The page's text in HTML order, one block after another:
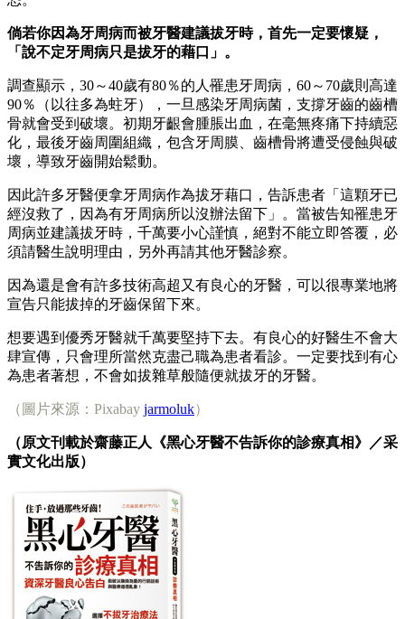
倘若你因為牙周病而被牙醫建議拔牙時，首先一定要懷疑，
「說不定牙周病只是拔牙的藉口」。
調查顯示，30～40歲有80％的人罹患牙周病，60～70歲則高達
90％（以往多為蛀牙），一旦感染牙周病菌，支撐牙齒的齒槽
骨就會受到破壞。初期牙齦會腫脹出血，在毫無疼痛下持續惡
化，最後牙齒周圍組織，包含牙周膜、齒槽骨將遭受侵蝕與破
壞，導致牙齒開始鬆動。
因此許多牙醫便拿牙周病作為拔牙藉口，告訴患者「這顆牙已
經沒救了，因為有牙周病所以沒辦法留下」。當被告知罹患牙
周病並建議拔牙時，千萬要小心謹慎，絕對不能立即答覆，必
須請醫生說明理由，另外再請其他牙醫診察。
因為還是會有許多技術高超又有良心的牙醫，可以很專業地將
宣告只能拔掉的牙齒保留下來。
想要遇到優秀牙醫就千萬要堅持下去。有良心的好醫生不會大
肆宣傳，只會理所當然克盡己職為患者看診。一定要找到有心
為患者著想，不會如拔雜草般隨便就拔牙的牙醫。
（圖片來源：Pixabay jarmoluk）
（原文刊載於齋藤正人《黑心牙醫不告訴你的診療真相》／采
實文化出版）